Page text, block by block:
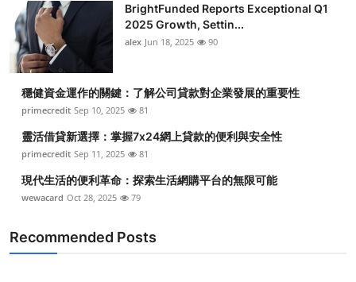
BrightFunded Reports Exceptional Q1
2025 Growth, Settin...
alex Jun 18, 2025 90
穩健資金運作的關鍵：了解公司貸款對企業發展的重要性
primecredit Sep 10, 2025 81
靈活借貸新選擇：掌握7x24網上貸款的便利與安全性
primecredit Sep 11, 2025 81
現代生活的便利革命：探索生活網購平台的無限可能
wewacard Oct 28, 2025 79
Recommended Posts